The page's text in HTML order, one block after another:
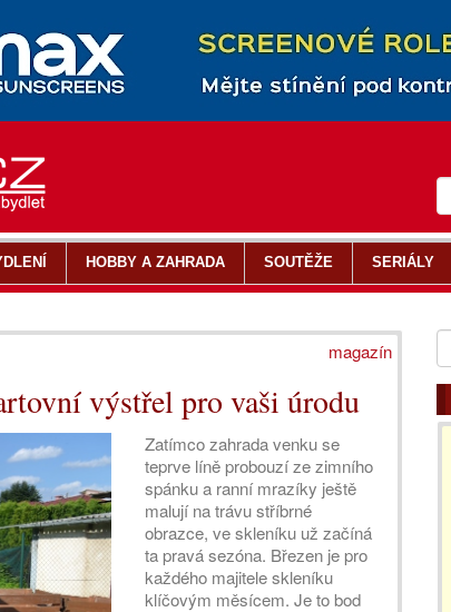
magazín
výstřel pro vaši úrodu
Zatímco zahrada venku se
teprve líně probouzí ze zimního
spánku a ranní mrazíky ještě
malují na trávu stříbrné
obrazce, ve skleníku už začíná
ta pravá sezóna. Březen je pro
každého majitele skleníku
klíčovým měsícem. Je to bod
HOBBY A ZAHRADA SOUTĚŽE SERIÁLY